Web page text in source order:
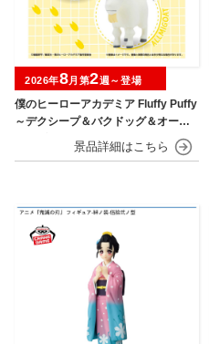
僕のヒーローアカデミア Fluffy Puffy
～デクシープ＆バクドッグ＆オール
マイゴート～
2026年8月第2週～登場